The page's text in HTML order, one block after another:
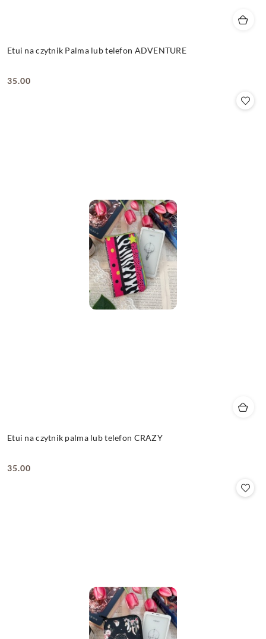
Etui na czytnik Palma lub telefon ADVENTURE
Cena:
35.00
Etui na czytnik palma lub telefon CRAZY
Cena:
35.00